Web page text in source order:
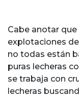
Cabe anotar
explotaciones
no todas están
puras lecheras
se trabaja con
lecheras